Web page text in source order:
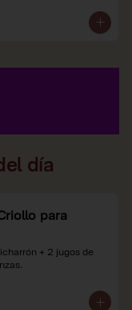
día
para
+ 2 jugos de
están expresados en
impuestos de ley y